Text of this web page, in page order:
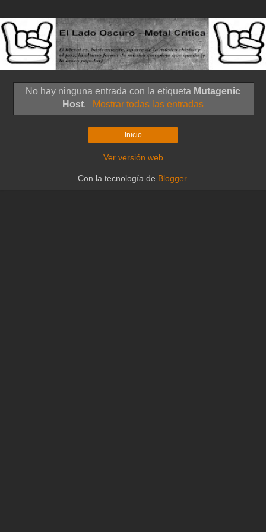
No hay ninguna entrada con la etiqueta Mutagenic
Host. Mostrar todas las entradas
Inicio
Ver versión web
Con la tecnología de Blogger.